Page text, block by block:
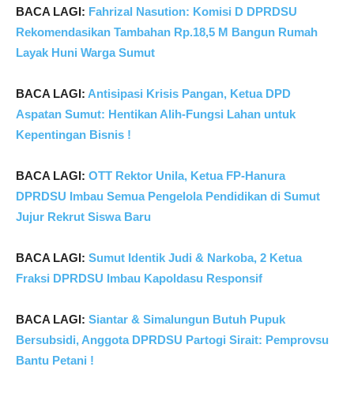
BACA LAGI: Fahrizal Nasution: Komisi D DPRDSU
Rekomendasikan Tambahan Rp.18,5 M Bangun Rumah
Layak Huni Warga Sumut
BACA LAGI: Antisipasi Krisis Pangan, Ketua DPD
Aspatan Sumut: Hentikan Alih-Fungsi Lahan untuk
Kepentingan Bisnis !
BACA LAGI: OTT Rektor Unila, Ketua FP-Hanura
DPRDSU Imbau Semua Pengelola Pendidikan di Sumut
Jujur Rekrut Siswa Baru
BACA LAGI: Sumut Identik Judi & Narkoba, 2 Ketua
Fraksi DPRDSU Imbau Kapoldasu Responsif
BACA LAGI: Siantar & Simalungun Butuh Pupuk
Bersubsidi, Anggota DPRDSU Partogi Sirait: Pemprovsu
Bantu Petani !